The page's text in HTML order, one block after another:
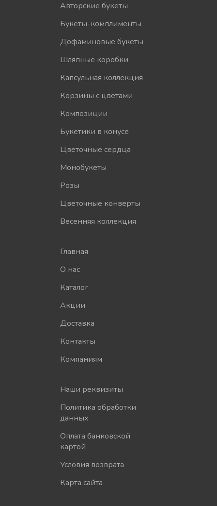
Авторские букеты
Букеты-комплименты
Дофаминовые букеты
Шляпные коробки
Капсульная коллекция
Корзины с цветами
Композиции
Букетики в конусе
Цветочные сердца
Монобукеты
Розы
Цветочные конверты
Весенняя коллекция
Главная
О нас
Каталог
Акции
Доставка
Контакты
Компаниям
Наши реквизиты
Политика обработки
данных
Оплата банковской
картой
Условия возврата
Карта сайта